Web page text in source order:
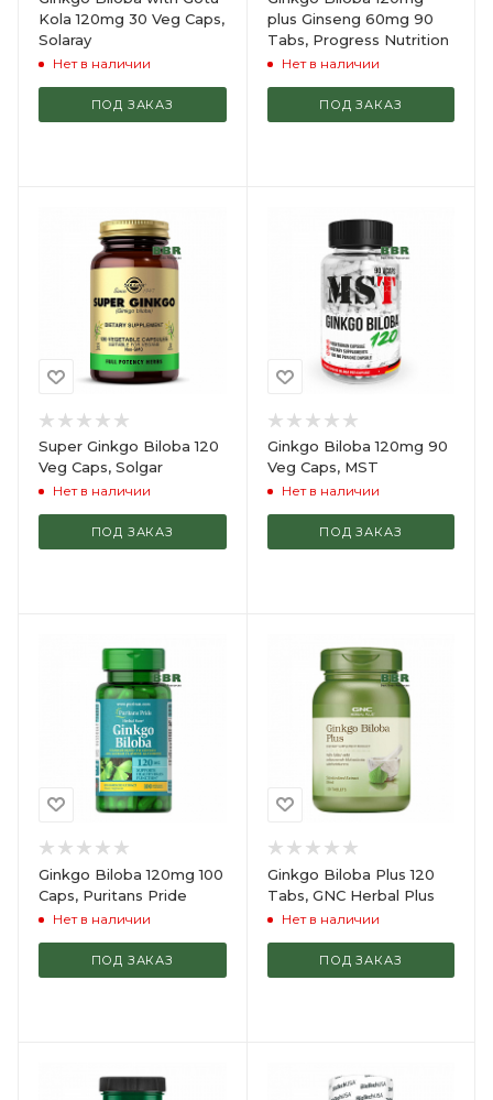
Kola 120mg 30 Veg Caps,
Solaray
Нет в наличии
ПОД ЗАКАЗ
plus Ginseng 60mg 90
Tabs, Progress Nutrition
Нет в наличии
ПОД ЗАКАЗ
Super Ginkgo Biloba 120
Veg Caps, Solgar
Нет в наличии
ПОД ЗАКАЗ
Ginkgo Biloba 120mg 90
Veg Caps, MST
Нет в наличии
ПОД ЗАКАЗ
Ginkgo Biloba 120mg 100
Caps, Puritans Pride
Нет в наличии
ПОД ЗАКАЗ
Ginkgo Biloba Plus 120
Tabs, GNC Herbal Plus
Нет в наличии
ПОД ЗАКАЗ